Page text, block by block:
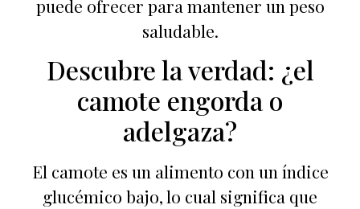
puede ofrecer para mantener un peso
saludable.
Descubre la verdad: ¿el
camote engorda o
adelgaza?
El camote es un alimento con un índice
glucémico bajo, lo cual significa que